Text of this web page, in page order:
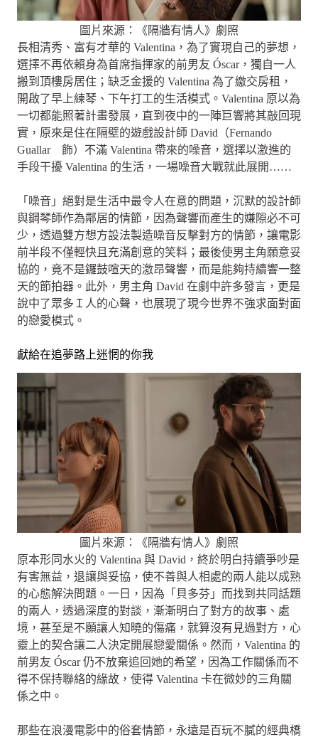
圖片來源：《隔牆有情人》劇照
長相清秀、富有才華的 Valentina，為了實現自己的夢想，
選擇不再依賴身為首席指揮家的前男友 Óscar，獨自一人
搬到頂樓房居住；缺乏金援的 Valentina 為了繳交房租，
開啟了早上練琴、下午打工的生活模式。Valentina 原以為
一切都能照著計畫發展，直到夜中的一陣巨響將其敲回現
實，原來是住在隔壁的遊戲設計師 David（Fernando
Guallar 飾）不滿 Valentina 帶來的噪音，選擇以激進的
手段干擾 Valentina 的生活，一場噪音大戰就此展開……
「噪音」絕對是生活中最令人在意的問題，沉默的設計師
與鋼琴師作為鄰居的情節，因為聲響而產生的嫌隙必不可
少，透過雙方想方設法製造噪音反擊對方的情節，讓電影
前半段不僅輕快且充滿創意的笑料；最後使男主角願意妥
協的，竟不是鑼鼓喧天的激昂聲響，而是能夠持續響一整
天的節拍器。此外，男主角 David 在劇中許多發言，更是
說中了眾多Ｉ人的心聲，也展現了現今世界不強求面對面
的戀愛模式。
獻給在追夢路上迷惘的你我
圖片來源：《隔牆有情人》劇照
原本形同水火的 Valentina 與 David，終於明白持續爭吵是
有害無益，退讓與妥協，使不善與人相處的兩人能以成熟
的心態解決問題。一日，因為「貝多芬」而找到共同話題
的兩人，透過深度的對談，漸漸明白了對方的故事、處
境，甚至是不願讓人知曉的傷痛，就算沒有見過對方，心
靈上的契合讓二人決定開展戀愛關係。然而，Valentina 的
前男友 Óscar 仍不放棄追回她的希望，因為工作關係而不
得不保持聯絡的緣故，使得 Valentina 卡在微妙的三角關
係之中。
那些在浪漫電影中的俗套情節，永遠是百玩不膩的經典橋